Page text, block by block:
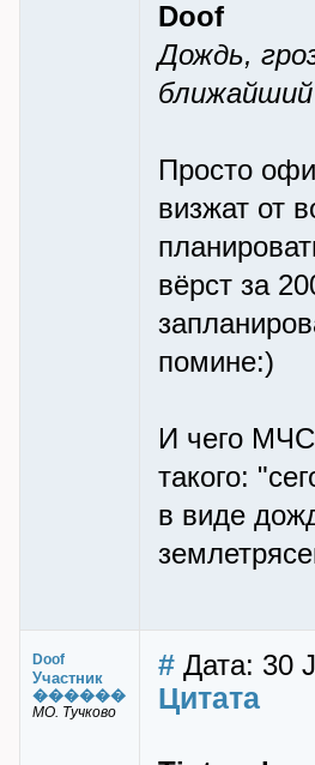
Doof
Дождь,
Просто
визжат от
вёрст за
помине:)
И чего МЧС
такого:
в виде
Doof
Участник
������
МО. Тучково
# Дата: 30
Цитата